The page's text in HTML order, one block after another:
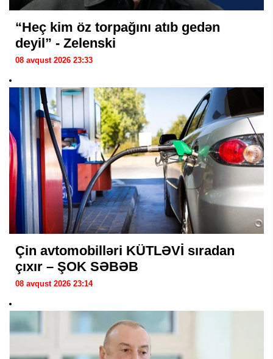
“Heç kim öz torpağını atıb gedən
deyil” - Zelenski
08 avqust 2026 23:33
Çin avtomobilləri KÜTLƏVİ sıradan
çıxır – ŞOK SƏBƏB
08 avqust 2026 23:14